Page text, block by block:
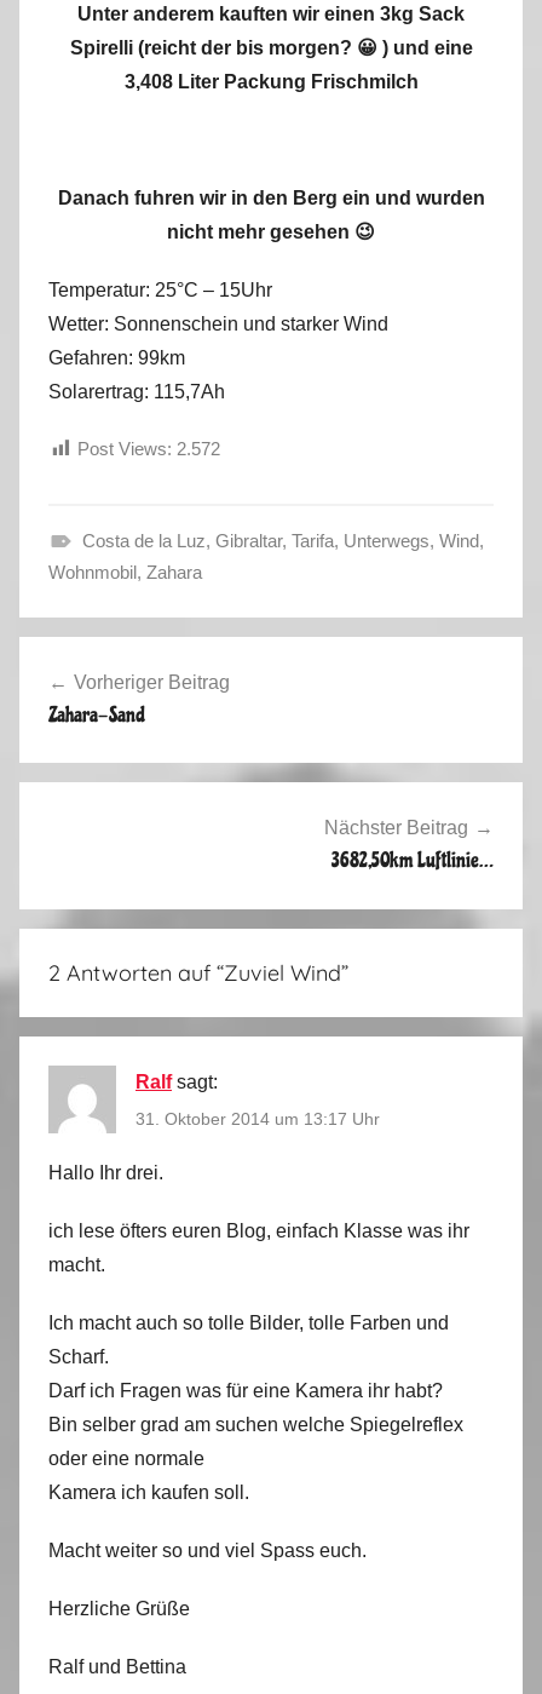
Unter anderem kauften wir einen 3kg Sack
Spirelli (reicht der bis morgen? 😀 ) und eine
3,408 Liter Packung Frischmilch
Danach fuhren wir in den Berg ein und wurden
nicht mehr gesehen 😉
Temperatur: 25°C – 15Uhr
Wetter: Sonnenschein und starker Wind
Gefahren: 99km
Solarertrag: 115,7Ah
Post Views: 2.572
H
r
t
2
Costa de la Luz, Gibraltar, Tarifa, Unterwegs, Wind,
Wohnmobil, Zahara
Vorheriger Beitrag
Zahara-Sand
Nächster Beitrag
3682,50km Luftlinie…
2 Antworten auf “Zuviel Wind”
Ralf sagt:
31. Oktober 2014 um 13:17 Uhr
Hallo Ihr drei.
ich lese öfters euren Blog, einfach Klasse was ihr
macht.
Ich macht auch so tolle Bilder, tolle Farben und
Scharf.
Darf ich Fragen was für eine Kamera ihr habt?
Bin selber grad am suchen welche Spiegelreflex
oder eine normale
Kamera ich kaufen soll.
Macht weiter so und viel Spass euch.
Herzliche Grüße
Ralf und Bettina